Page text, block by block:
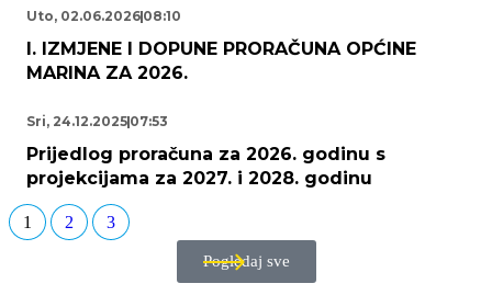
I. IZMJENE I DOPUNE PRORAČUNA OPĆINE
MARINA ZA 2026.
Uto, 02.06.2026 08:10
Prijedlog proračuna za 2026. godinu s
projekcijama za 2027. i 2028. godinu
Sri, 24.12.2025 07:53
1 2 3
Pogledaj sve